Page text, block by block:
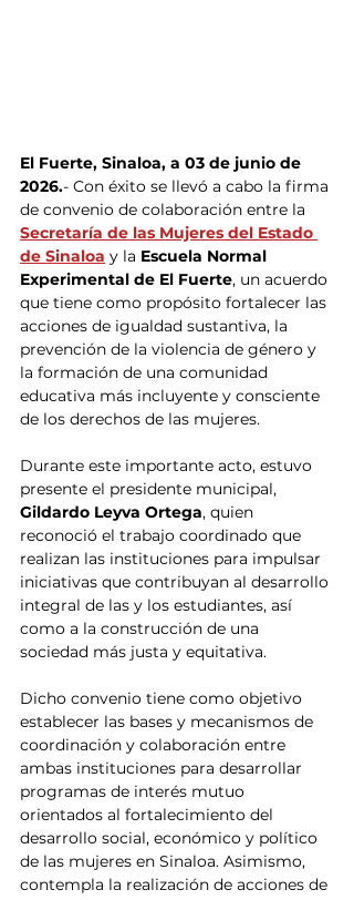
El Fuerte, Sinaloa, a 03 de junio de
2026.- Con éxito se llevó a cabo la firma
de convenio de colaboración entre la
Secretaría de las Mujeres del Estado
de Sinaloa y la Escuela Normal
Experimental de El Fuerte, un acuerdo
que tiene como propósito fortalecer las
acciones de igualdad sustantiva, la
prevención de la violencia de género y
la formación de una comunidad
educativa más incluyente y consciente
de los derechos de las mujeres.
Durante este importante acto, estuvo
presente el presidente municipal,
Gildardo Leyva Ortega, quien
reconoció el trabajo coordinado que
realizan las instituciones para impulsar
iniciativas que contribuyan al desarrollo
integral de las y los estudiantes, así
como a la construcción de una
sociedad más justa y equitativa.
Dicho convenio tiene como objetivo
establecer las bases y mecanismos de
coordinación y colaboración entre
ambas instituciones para desarrollar
programas de interés mutuo
orientados al fortalecimiento del
desarrollo social, económico y político
de las mujeres en Sinaloa. Asimismo,
contempla la realización de acciones de